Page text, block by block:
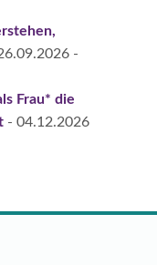
-
Frau* die
- 04.12.2026